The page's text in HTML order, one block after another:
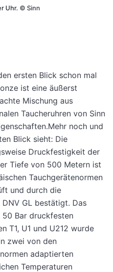
Uhr. © Sinn
ersten Blick schon mal
ist eine äußerst
Mischung aus
Taucheruhren von Sinn
noch und
Blick sieht: Die
Druckfestigkeit der
Tiefe von 500 Metern ist
Tauchgerätenormen
und durch die
GL bestätigt. Das
Bar druckfesten
T1, U1 und U212 wurde
zwei von den
adaptierten
Temperaturen